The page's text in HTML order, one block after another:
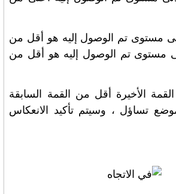
مستوى تم الوصول إليه هو أقل من
مستوى تم الوصول إليه هو أقل من
القمة الأخيرة أقل من القمة السابقة
تساؤل ، وسيتم تأكيد الانعكاس